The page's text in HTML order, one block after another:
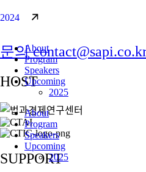
About
Program
Speakers
Upcoming
2025
About
Program
Speakers
Upcoming
2025
2024
문의
HOST
SUPPORT